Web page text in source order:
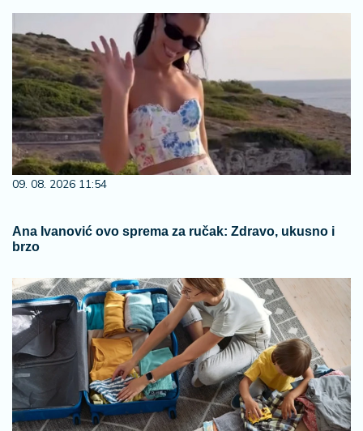
09. 08. 2026 11:54
Ana Ivanović ovo sprema za ručak: Zdravo, ukusno i
brzo